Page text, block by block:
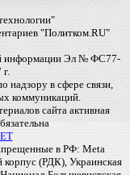
"Политком.RU"
информации Эл № ФС77-
надзору в сфере связи,
коммуникаций.
сайта активная
в РФ: Meta
корпус (РДК), Украинская